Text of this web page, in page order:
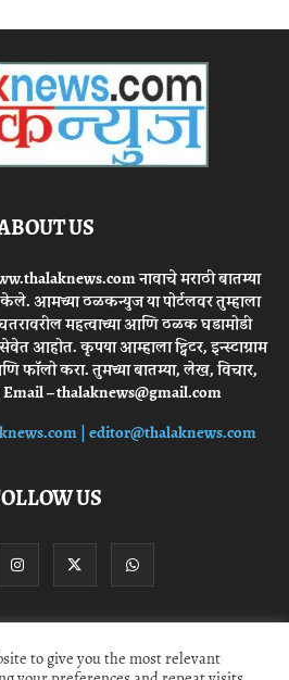
US
नावाचे मराठी बातम्या
आमच्या ठळकन्युज या पोर्टलवर तुम्हाला
महत्वाच्या आणि ठळक घडामोडी
आहोत. कृपया आम्हाला ट्विटर, इन्स्टाग्राम
करा. तुमच्या बातम्या, लेख, विचार,
– thalaknews@gmail.com
| editor@thalaknews.com
US
Policy Contact Us
to give you the most relevant